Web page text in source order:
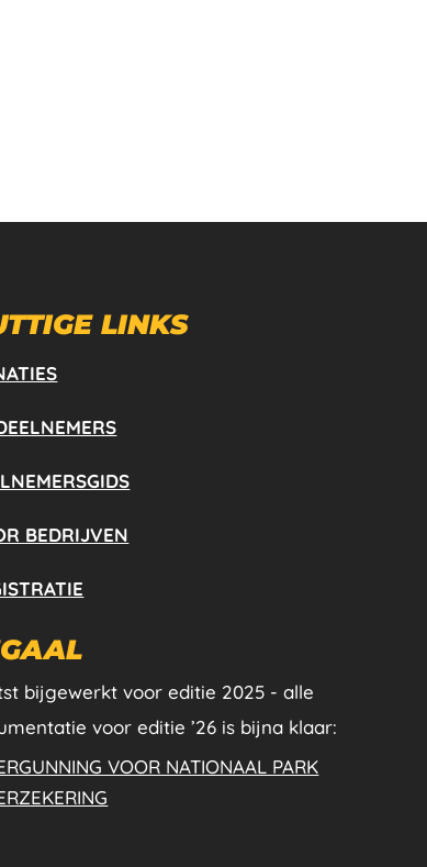
LINKS
BEDRIJVEN
bijgewerkt voor editie 2025 - alle
voor editie ’26 is bijna klaar:
VOOR NATIONAAL PARK